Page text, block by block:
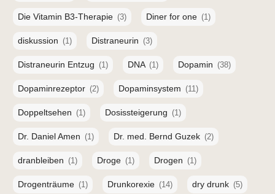
Die Vitamin B3-Therapie (3) Diner for one (1)
diskussion (1) Distraneurin (3)
Distraneurin Entzug (1) DNA (1) Dopamin (38)
Dopaminrezeptor (2) Dopaminsystem (11)
Doppeltsehen (1) Dosissteigerung (1)
Dr. Daniel Amen (1) Dr. med. Bernd Guzek (2)
dranbleiben (1) Droge (1) Drogen (1)
Drogenträume (1) Drunkorexie (14) dry drunk (5)